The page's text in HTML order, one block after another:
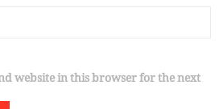
website in this browser for the next